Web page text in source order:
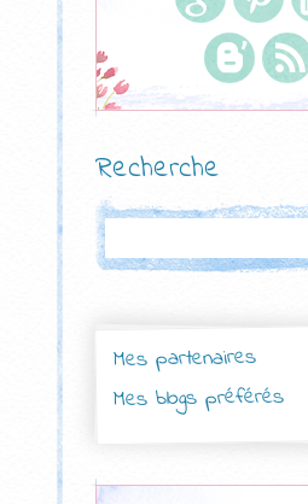
Recherche
Mes partenaires
Mes blogs préférés